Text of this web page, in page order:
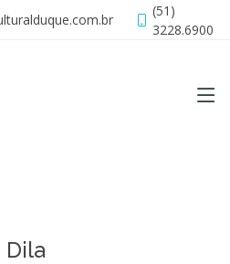
(51)
3228.6900
Dila